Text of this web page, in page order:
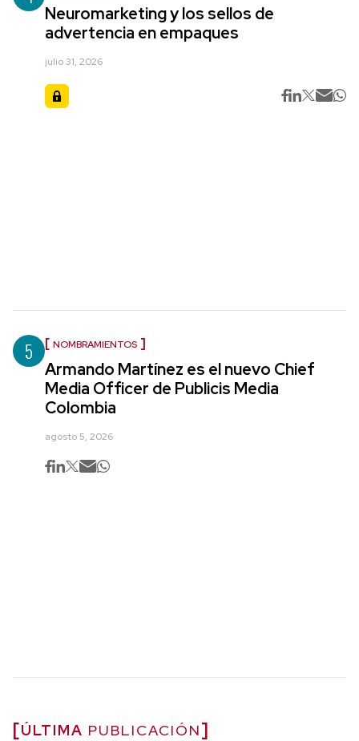
Neuromarketing y los sellos de
advertencia en empaques
julio 31, 2026
5 NOMBRAMIENTOS
Armando Martínez es el nuevo Chief
Media Officer de Publicis Media
Colombia
agosto 5, 2026
ÚLTIMA PUBLICACIÓN